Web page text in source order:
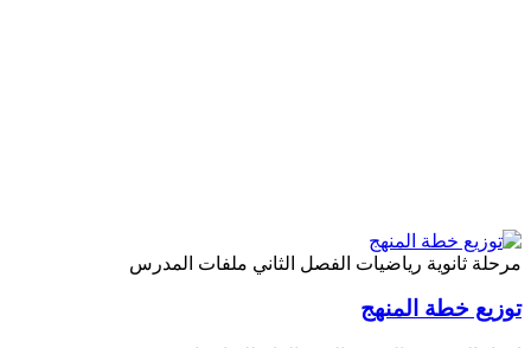
مرحلة ثانوية رياضيات الفصل الثاني ملفات المدرس
توزيع خطة المنهج